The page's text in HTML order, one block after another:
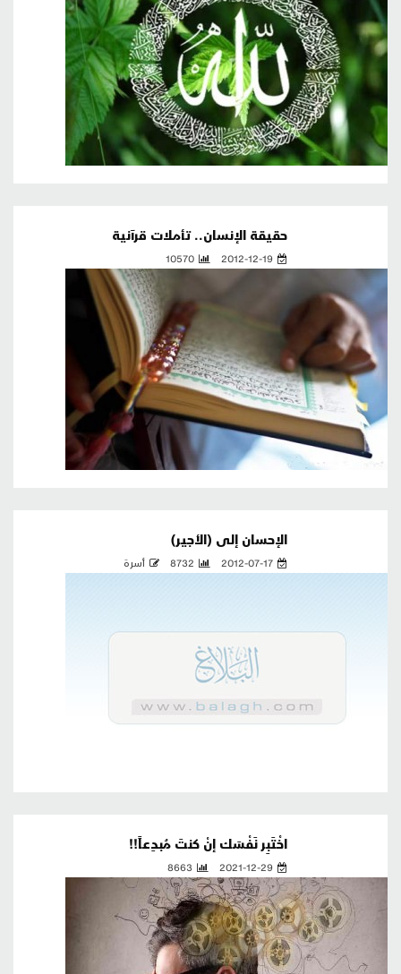
حقيقة الإنسان.. تأملات قرآنية
2012-12-19
10570
الإحسان إلى (الأجير)
2012-07-17
8732 أسرة
اخْتَبِر نَفْسَك إنْ كنتَ مُبدِعاً!!
2021-12-29
8663